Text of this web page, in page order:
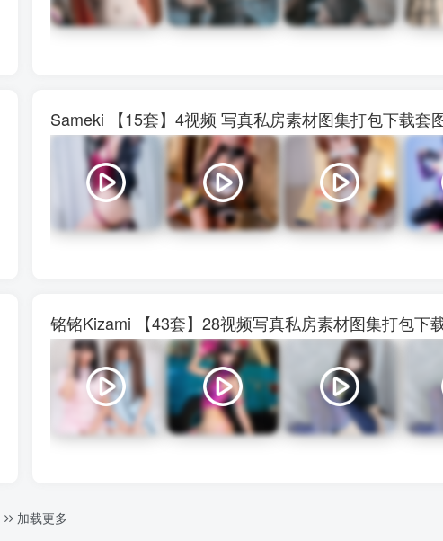
Sameki 【15套】4视频 写真私房素材图集打包下载套
铭铭Kizami 【43套】28视频写真私房素材图集打包下
加载更多